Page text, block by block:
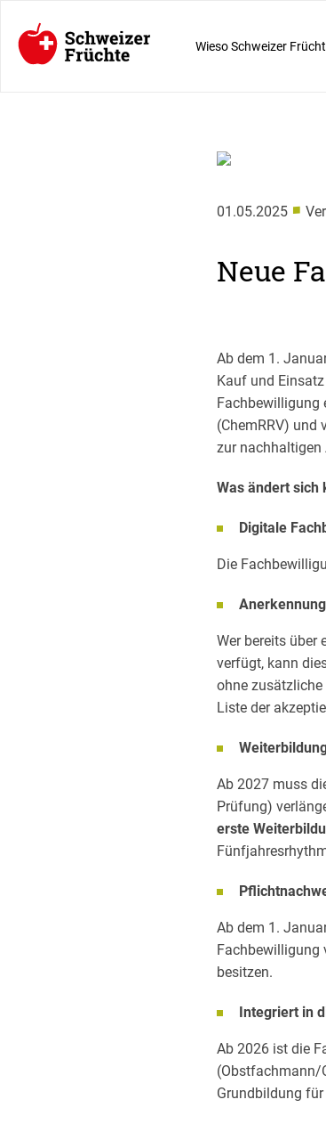
Wieso Schweizer
01.05.2025 ■
Neue
Ab dem 1.
Kauf und
Fachbewilligung
(ChemRRV) und
zur nachhaltigen
Was ändert sich
Digitale
Die
Wer bereits über
verfügt, kann
ohne
Liste der
Ab 2027 muss
Prüfung)
erste
Ab dem 1.
Fachbewilligung
besitzen.
Integriert in
Ab 2026 ist die
(Obstfachmann/
Grundbildung